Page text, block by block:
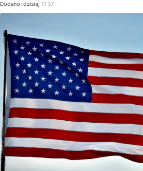
Dodano: dzisiaj 11:37